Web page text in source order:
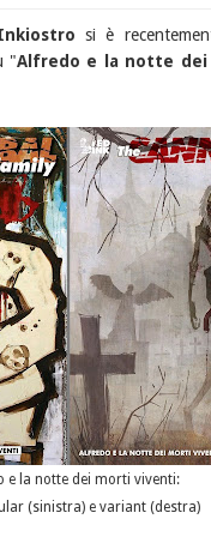
si è
"Alfredo e la notte
e la notte dei morti viventi:
(sinistra) e variant (destra)